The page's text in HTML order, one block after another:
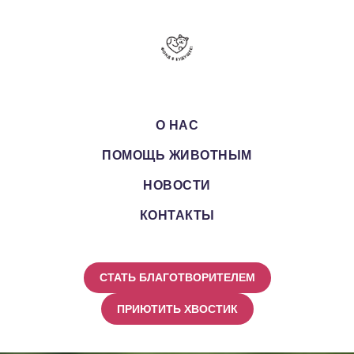
О НАС
ПОМОЩЬ ЖИВОТНЫМ
НОВОСТИ
КОНТАКТЫ
СТАТЬ БЛАГОТВОРИТЕЛЕМ
ПРИЮТИТЬ ХВОСТИК